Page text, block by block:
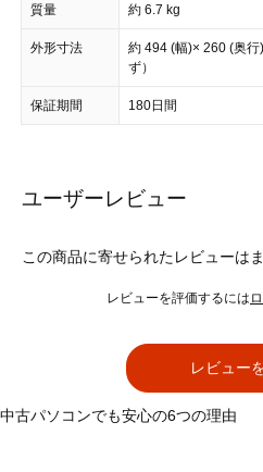
質量 約 6.7 kg
外形寸法
約 494 (幅)× 260 (奥
ず）
保証期間 180日間
ユーザーレビュー
この商品に寄せられたレビューは
レビューを評価するには
レビュー
中古パソコンでも安心の6つの理由